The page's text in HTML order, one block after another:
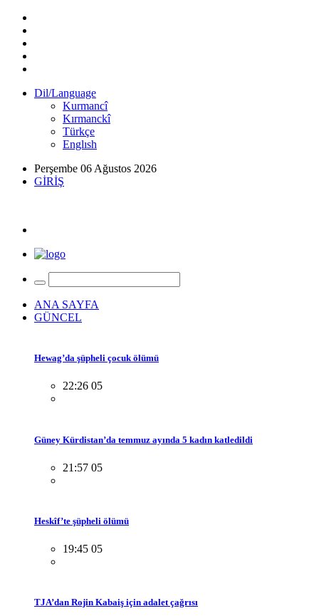
Dil/Language
Kurmancî
Kırmanckî
Türkçe
Englısh
Perşembe 06 Ağustos 2026
GİRİŞ
ANA SAYFA
GÜNCEL
Hewag’da şüpheli çocuk ölümü
22:26 05
Güney Kürdistan’da temmuz ayında 5 kadın katledildi
21:57 05
Heskîf’te şüpheli ölümü
19:45 05
TJA’dan Rojin Kabaiş için adalet çağrısı